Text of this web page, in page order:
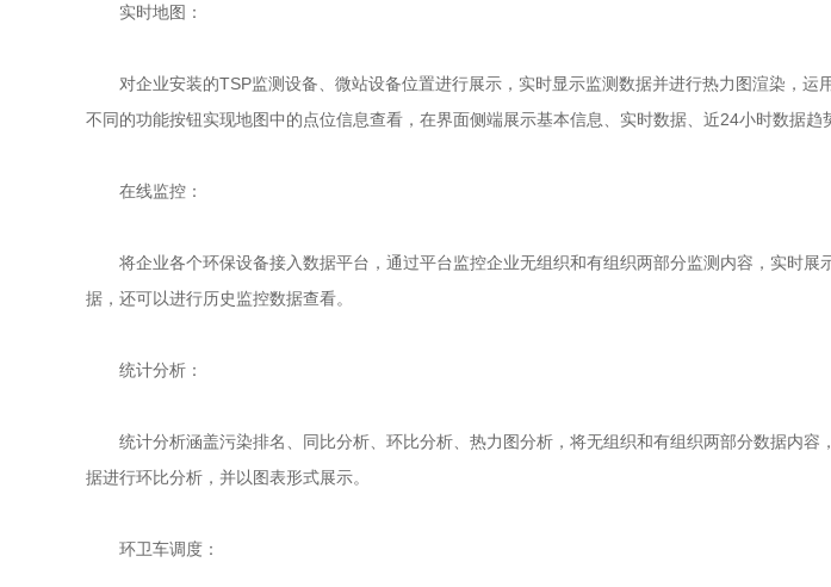
实时地图：
对企业安装的TSP监测设备、微站设备位置进行展示，实时显示监测数据并进行热力图渲染，运
不同的功能按钮实现地图中的点位信息查看，在界面侧端展示基本信息、实时数据、近24小时数据趋
在线监控：
将企业各个环保设备接入数据平台，通过平台监控企业无组织和有组织两部分监测内容，实时展
据，还可以进行历史监控数据查看。
统计分析：
统计分析涵盖污染排名、同比分析、环比分析、热力图分析，将无组织和有组织两部分数据内容
据进行环比分析，并以图表形式展示。
环卫车调度：